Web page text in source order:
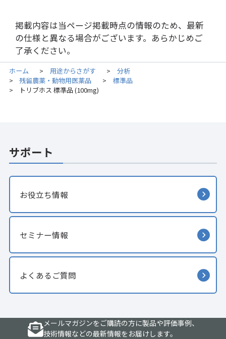
掲載内容は当ページ掲載時点の情報のため、最新
の仕様と異なる場合がございます。あらかじめご
了承ください。
ホーム > 用途からさがす > 分析
> 残留農薬・動物用医薬品 > 標準品
> トリブホス 標準品 (100mg)
サポート
お役立ち情報
セミナー情報
よくあるご質問
メールマガジンをご購読の方に製品や評価事例、
技術情報などの最新情報をお届けします。